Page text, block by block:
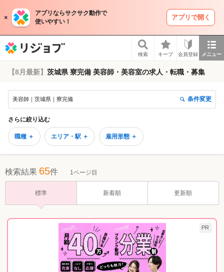
アプリならサクサク動作で
使いやすい！
アプリで開く
検索 キープ 会員登録 メニュー
【8月最新】 茨城県 寮完備 美容師・美容室の求人・転職・募集
美容師｜茨城県｜寮完備 条件変更
さらに絞り込む
職種 ＋ エリア・駅 ＋ 雇用形態 ＋
検索結果 65件 1ページ目
標準 新着順 更新順
PR